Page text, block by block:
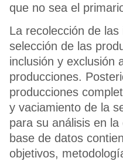
que no sea el
La recolección de
selección de las
inclusión y exclusión
producciones.
producciones
y vaciamiento de la
para su análisis en
base de datos
objetivos,